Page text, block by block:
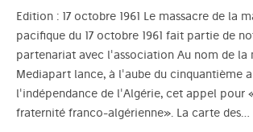
Edition : 17 octobre 1961 Le massacre de la
pacifique du 17 octobre 1961 fait partie de
partenariat avec l'association Au nom de la
Mediapart lance, à l'aube du cinquantième
l'indépendance de l'Algérie, cet appel pour
fraternité franco-algérienne». La carte des…